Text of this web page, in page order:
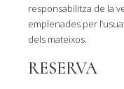
responsabilitza de la
emplenades per
dels mateixos.
RESERVA